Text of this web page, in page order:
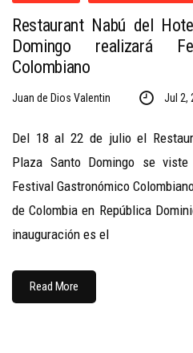
Restaurant Nabú del
Domingo realizará
Colombiano
Juan de Dios Valentin Jul 2,
Del 18 al 22 de julio el
Plaza Santo Domingo se
Festival Gastronómico
de Colombia en República
inauguración es el
Read More